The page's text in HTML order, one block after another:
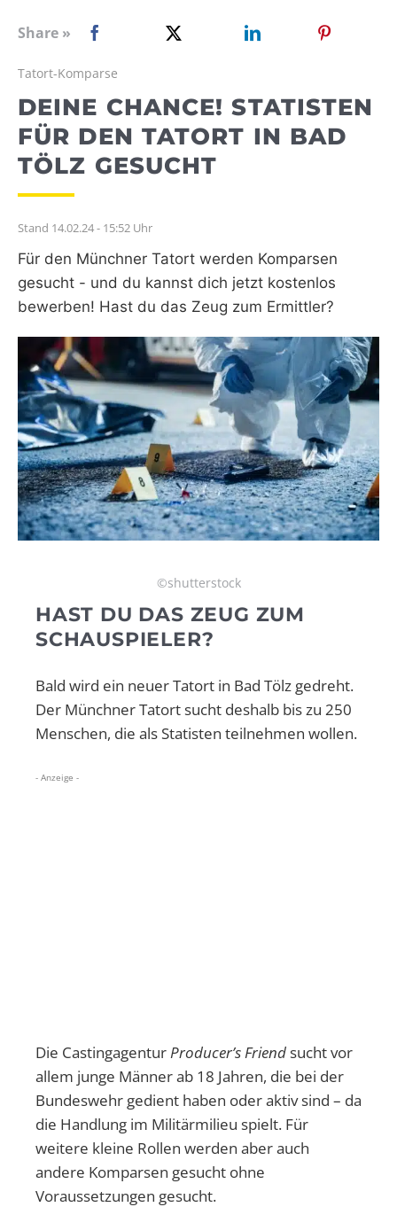
WEBRADIO
Share »
Tatort-Komparse
DEINE CHANCE! STATISTEN
FÜR DEN TATORT IN BAD
TÖLZ GESUCHT
Stand 14.02.24 - 15:52 Uhr
Für den Münchner Tatort werden Komparsen
gesucht - und du kannst dich jetzt kostenlos
bewerben! Hast du das Zeug zum Ermittler?
©shutterstock
HAST DU DAS ZEUG ZUM
SCHAUSPIELER?
Bald wird ein neuer Tatort in Bad Tölz gedreht.
Der Münchner Tatort sucht deshalb bis zu 250
Menschen, die als Statisten teilnehmen wollen.
- Anzeige -
Die CastingagenturProducer’s Friendsucht vor
allem junge Männer ab 18 Jahren, die bei der
Bundeswehr gedient haben oder aktiv sind – da
die Handlung im Militärmilieu spielt. Für
weitere kleine Rollen werden aber auch
andere Komparsen gesucht ohne
Voraussetzungen gesucht.